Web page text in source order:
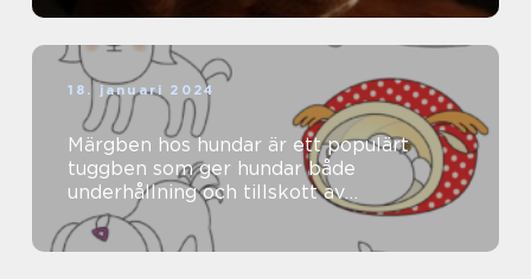
18. januari 2024
Märgben hos hundar är ett populärt
tuggben som ger hundar både
underhållning och tillskott av
näringsämnen